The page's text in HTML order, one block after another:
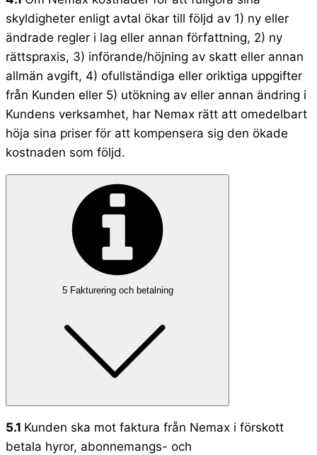
skyldigheter enligt avtal ökar till följd av 1) ny eller
ändrade regler i lag eller annan författning, 2) ny
rättspraxis, 3) införande/höjning av skatt eller annan
allmän avgift, 4) ofullständiga eller oriktiga uppgifter
från Kunden eller 5) utökning av eller annan ändring i
Kundens verksamhet, har Nemax rätt att omedelbart
höja sina priser för att kompensera sig den ökade
kostnaden som följd.
5 Fakturering och betalning
5.1 Kunden ska mot faktura från Nemax i förskott
betala hyror, abonnemangs- och